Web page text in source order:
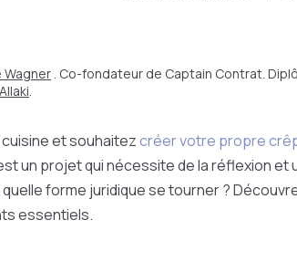
Wagner. Co-fondateur de Captain Contrat.
.
cuisine et souhaitezcréer votre propre
un projet qui nécessite de la réflexion et
forme juridique se tourner ?
essentiels.